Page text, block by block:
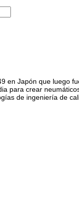
Japón que luego
para crear
de ingeniería de